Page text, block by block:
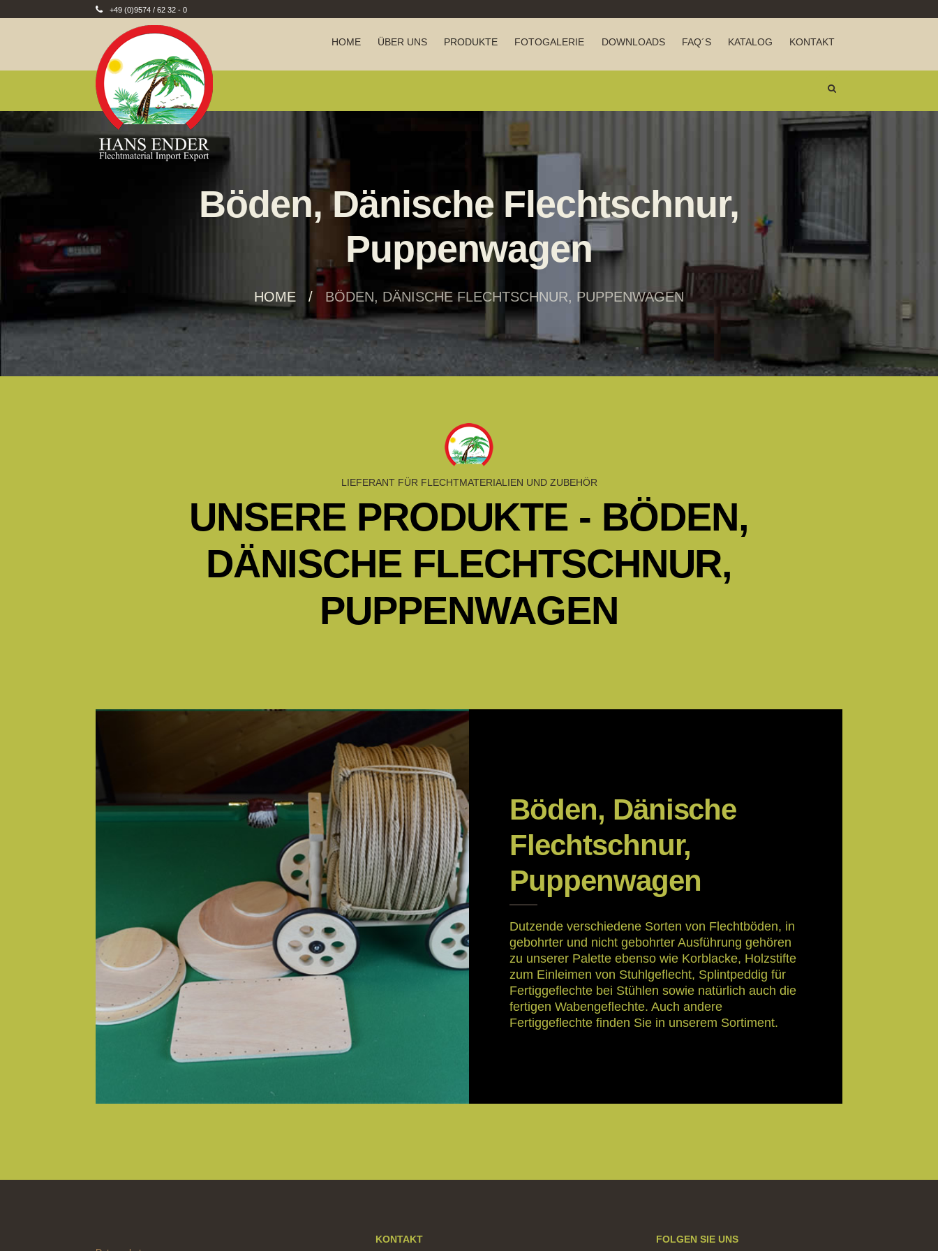
+49 (0)9574 / 62 32 - 0
HOME ÜBER UNS PRODUKTE FOTOGALERIE DOWNLOADS FAQ´S KATALOG KONTAKT
Böden, Dänische Flechtschnur,
Puppenwagen
HOME BÖDEN, DÄNISCHE FLECHTSCHNUR, PUPPENWAGEN
LIEFERANT FÜR FLECHTMATERIALIEN UND ZUBEHÖR
UNSERE PRODUKTE - BÖDEN,
DÄNISCHE FLECHTSCHNUR,
PUPPENWAGEN
Böden, Dänische
Flechtschnur,
Puppenwagen
Dutzende verschiedene Sorten von Flechtböden, in
gebohrter und nicht gebohrter Ausführung gehören
zu unserer Palette ebenso wie Korblacke, Holzstifte
zum Einleimen von Stuhlgeflecht, Splintpeddig für
Fertiggeflechte bei Stühlen sowie natürlich auch die
fertigen Wabengeflechte. Auch andere
Fertiggeflechte finden Sie in unserem Sortiment.
KONTAKT FOLGEN SIE UNS